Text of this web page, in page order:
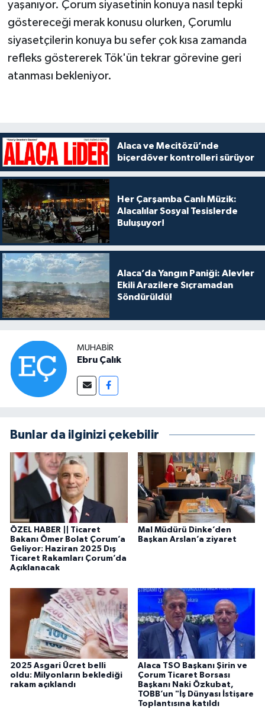
yaşanıyor. Çorum siyasetinin konuya nasıl tepki
göstereceği merak konusu olurken, Çorumlu
siyasetçilerin konuya bu sefer çok kısa zamanda
refleks göstererek Tök'ün tekrar görevine geri
atanması bekleniyor.
Alaca ve Mecitözü’nde
biçerdöver kontrolleri sürüyor
Her Çarşamba Canlı Müzik:
Alacalılar Sosyal Tesislerde
Buluşuyor!
Alaca’da Yangın Paniği: Alevler
Ekili Arazilere Sıçramadan
Söndürüldü!
MUHABIR
Ebru Çalık
Bunlar da ilginizi çekebilir
ÖZEL HABER || Ticaret
Bakanı Ömer Bolat Çorum’a
Geliyor: Haziran 2025 Dış
Ticaret Rakamları Çorum’da
Açıklanacak
Mal Müdürü Dinke’den
Başkan Arslan’a ziyaret
2025 Asgari Ücret belli
oldu: Milyonların beklediği
rakam açıklandı
Alaca TSO Başkanı Şirin ve
Çorum Ticaret Borsası
Başkanı Naki Özkubat,
TOBB’un "İş Dünyası İstişare
Toplantısına katıldı